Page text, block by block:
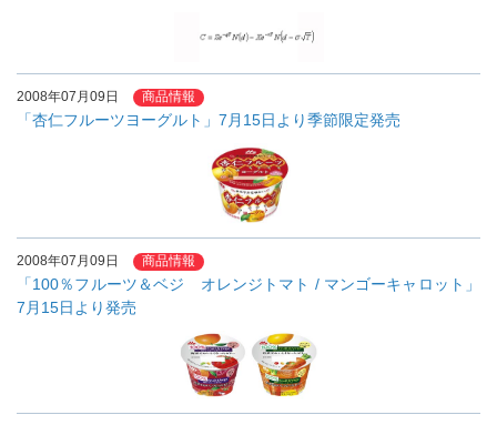
2008年07月09日 商品情報
「杏仁フルーツヨーグルト」7月15日より季節限定発売
2008年07月09日 商品情報
「100％フルーツ＆ベジ オレンジトマト / マンゴーキャロット」
7月15日より発売